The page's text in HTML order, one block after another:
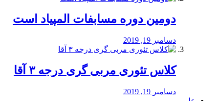
دومین دوره مسابفات المپیاد است
دسامبر 19, 2019
کلاس تئوری مربی گری درجه ۳ آقا
دسامبر 19, 2019